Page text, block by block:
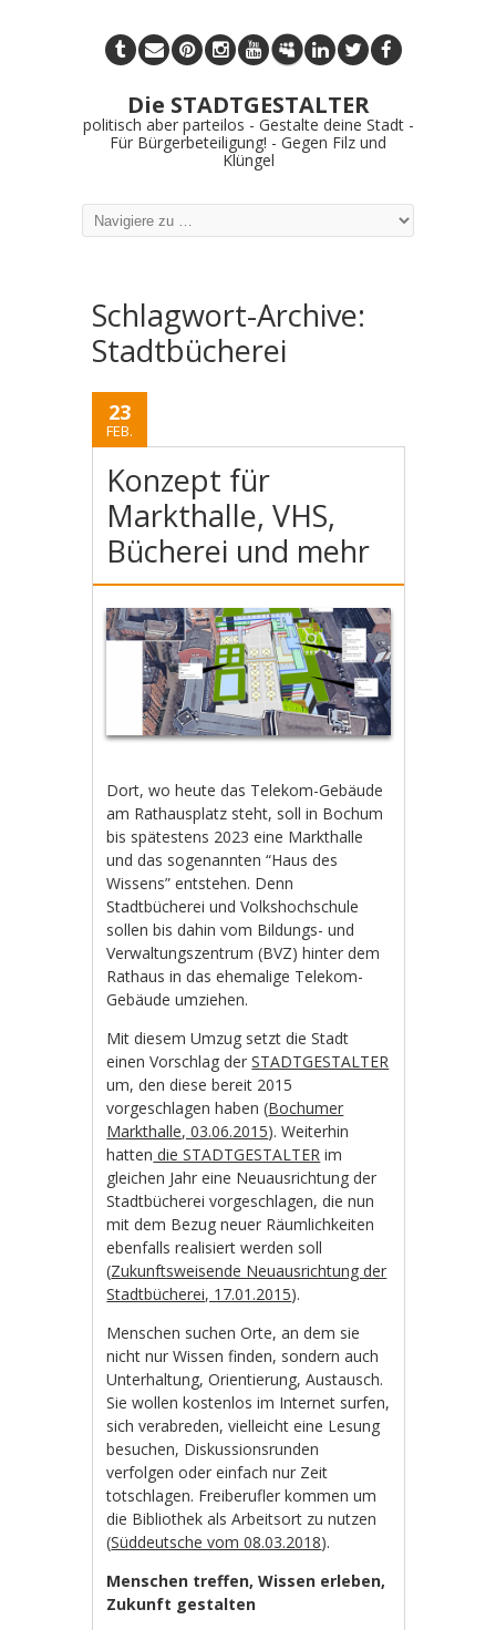
Die STADTGESTALTER
politisch aber parteilos - Gestalte deine Stadt -
Für Bürgerbeteiligung! - Gegen Filz und
Klüngel
Schlagwort-Archive:
Stadtbücherei
23
FEB.
Konzept für
Markthalle, VHS,
Bücherei und mehr
Dort, wo heute das Telekom-Gebäude
am Rathausplatz steht, soll in Bochum
bis spätestens 2023 eine Markthalle
und das sogenannten “Haus des
Wissens” entstehen. Denn
Stadtbücherei und Volkshochschule
sollen bis dahin vom Bildungs- und
Verwaltungszentrum (BVZ) hinter dem
Rathaus in das ehemalige Telekom-
Gebäude umziehen.
Mit diesem Umzug setzt die Stadt
einen Vorschlag derSTADTGESTALTER
um, den diese bereit 2015
vorgeschlagen haben (Bochumer
Markthalle, 03.06.2015). Weiterhin
hatten die STADTGESTALTER im
gleichen Jahr eine Neuausrichtung der
Stadtbücherei vorgeschlagen, die nun
mit dem Bezug neuer Räumlichkeiten
ebenfalls realisiert werden soll
(Zukunftsweisende Neuausrichtung der
Stadtbücherei, 17.01.2015).
Menschen suchen Orte, an dem sie
nicht nur Wissen finden, sondern auch
Unterhaltung, Orientierung, Austausch.
Sie wollen kostenlos im Internet surfen,
sich verabreden, vielleicht eine Lesung
besuchen, Diskussionsrunden
verfolgen oder einfach nur Zeit
totschlagen. Freiberufler kommen um
die Bibliothek als Arbeitsort zu nutzen
(Süddeutsche vom 08.03.2018).
Menschen treffen, Wissen erleben,
Zukunft gestalten